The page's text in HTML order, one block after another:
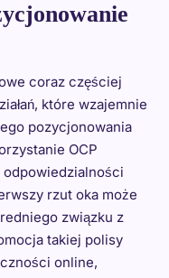
coraz częściej
które wzajemnie
pozycjonowania
OCP
rzut oka może
związku z
takiej polisy
online,